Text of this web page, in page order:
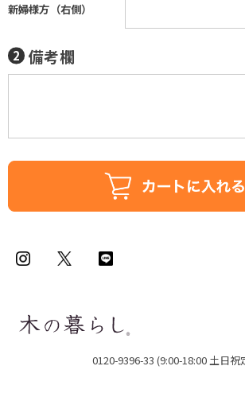
新婦様方（右側）
備考欄
0120-9396-33 (9:00-18:00 土日祝